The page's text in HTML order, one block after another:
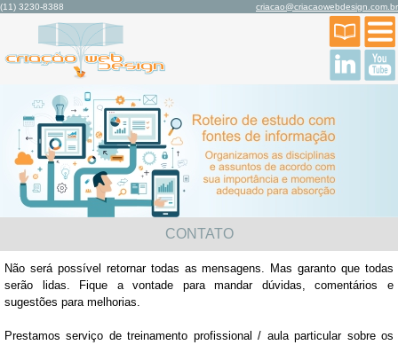
(11) 3230-8388 criacao@criacaowebdesign.com.br
CONTATO
Não será possível retornar todas as mensagens. Mas garanto que todas
serão lidas. Fique a vontade para mandar dúvidas, comentários e
sugestões para melhorias.
Prestamos serviço de treinamento profissional / aula particular sobre os